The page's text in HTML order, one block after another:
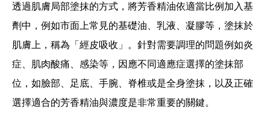
透過肌膚局部塗抹的方式，將芳香精油依適當比例加入基
劑中，例如市面上常見的基礎油、乳液、凝膠等，塗抹於
肌膚上，稱為「經皮吸收」。針對需要調理的問題例如炎
症、肌肉酸痛、感染等，因應不同適應症選擇的塗抹部
位，如臉部、足底、手腕、脊椎或是全身塗抹，以及正確
選擇適合的芳香精油與濃度是非常重要的關鍵。